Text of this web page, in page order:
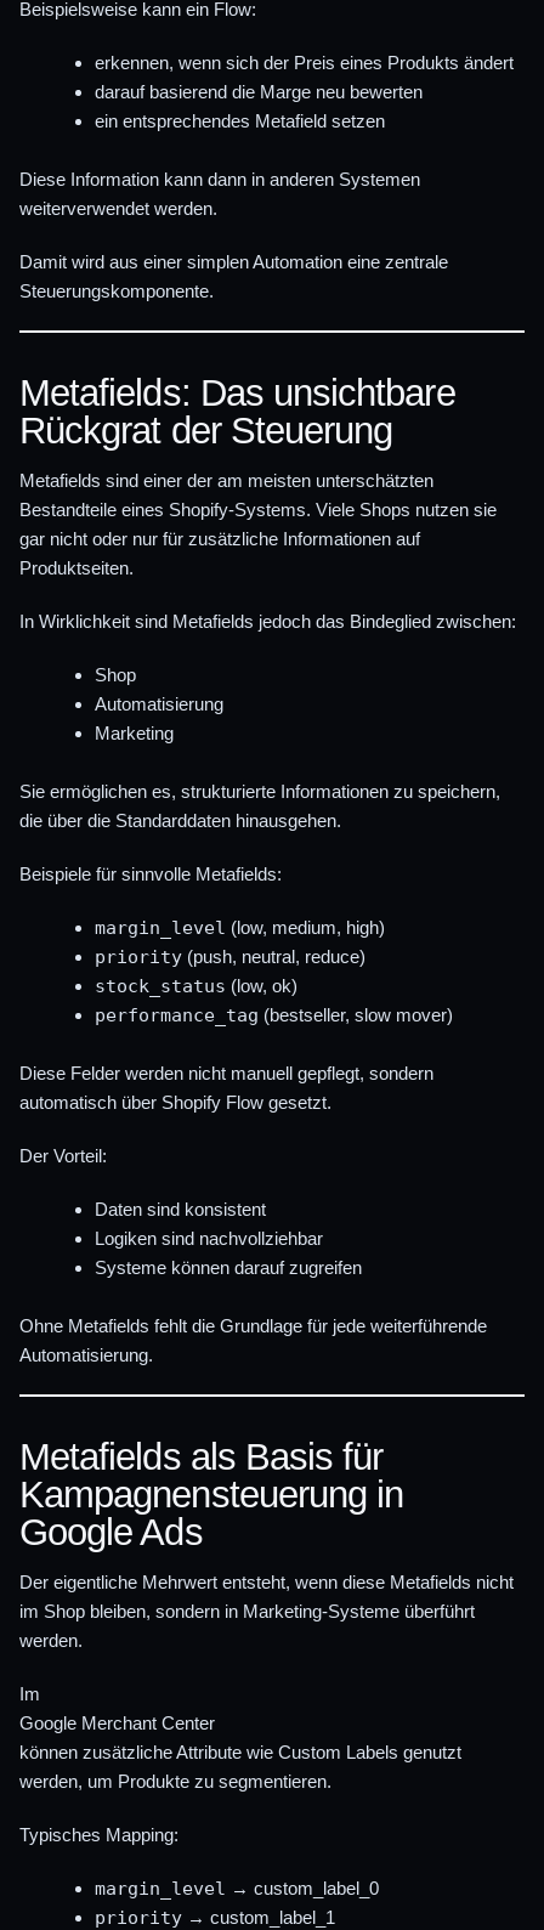
Beispielsweise kann ein Flow:
erkennen, wenn sich der Preis eines Produkts ändert
darauf basierend die Marge neu bewerten
ein entsprechendes Metafield setzen
Diese Information kann dann in anderen Systemen
weiterverwendet werden.
Damit wird aus einer simplen Automation eine zentrale
Steuerungskomponente.
Metafields: Das unsichtbare
Rückgrat der Steuerung
Metafields sind einer der am meisten unterschätzten
Bestandteile eines Shopify-Systems. Viele Shops nutzen sie
gar nicht oder nur für zusätzliche Informationen auf
Produktseiten.
In Wirklichkeit sind Metafields jedoch das Bindeglied zwischen:
Shop
Automatisierung
Marketing
Sie ermöglichen es, strukturierte Informationen zu speichern,
die über die Standarddaten hinausgehen.
Beispiele für sinnvolle Metafields:
margin_level (low, medium, high)
priority (push, neutral, reduce)
stock_status (low, ok)
performance_tag (bestseller, slow mover)
Diese Felder werden nicht manuell gepflegt, sondern
automatisch über Shopify Flow gesetzt.
Der Vorteil:
Daten sind konsistent
Logiken sind nachvollziehbar
Systeme können darauf zugreifen
Ohne Metafields fehlt die Grundlage für jede weiterführende
Automatisierung.
Metafields als Basis für
Kampagnensteuerung in
Google Ads
Der eigentliche Mehrwert entsteht, wenn diese Metafields nicht
im Shop bleiben, sondern in Marketing-Systeme überführt
werden.
Im
Google Merchant Center
können zusätzliche Attribute wie Custom Labels genutzt
werden, um Produkte zu segmentieren.
Typisches Mapping:
margin_level → custom_label_0
priority → custom_label_1